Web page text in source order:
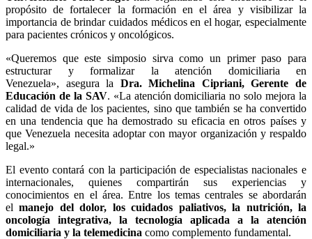
propósito de fortalecer la formación en el área y visibilizar la
importancia de brindar cuidados médicos en el hogar, especialmente
para pacientes crónicos y oncológicos.
«Queremos que este simposio sirva como un primer paso para
estructurar y formalizar la atención domiciliaria en
Venezuela», asegura la Dra. Michelina Cipriani, Gerente de
Educación de la SAV. «La atención domiciliaria no solo mejora la
calidad de vida de los pacientes, sino que también se ha convertido
en una tendencia que ha demostrado su eficacia en otros países y
que Venezuela necesita adoptar con mayor organización y respaldo
legal.»
El evento contará con la participación de especialistas nacionales e
internacionales, quienes compartirán sus experiencias y
conocimientos en el área. Entre los temas centrales se abordarán
elmanejo del dolor, los cuidados paliativos, la nutrición, la
oncología integrativa, la tecnología aplicada a la atención
domiciliaria y la telemedicina como complemento fundamental.